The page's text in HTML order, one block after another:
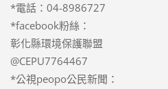
*電話：04-8986727
*facebook粉絲：
彰化縣環境保護聯盟
@CEPU7764467
*公視peopo公民新聞：